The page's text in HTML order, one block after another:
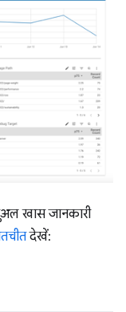
खास जानकारी
देखें: